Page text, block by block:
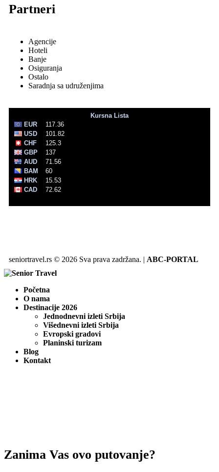
Partneri
Agencije
Hoteli
Banje
Osiguranja
Ostalo
Saradnja sa udruženjima
seniortravel.rs © 2026 Sva prava zadržana. | ABC-PORTAL
Početna
O nama
Destinacije 2026
Jednodnevni izleti Srbija
Višednevni izleti Srbija
Evropski gradovi
Planinski turizam
Blog
Kontakt
Zanima Vas ovo putovanje?